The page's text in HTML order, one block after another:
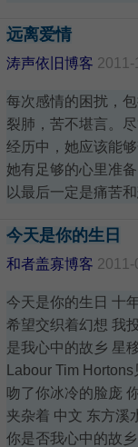
远离爱情
涛声依旧博客 2011-
每次感情的困扰，
裂肺，苦不堪言。
经历中，她应该能
她有足够的心里准
以最后一定是痛苦
今天是你的生日
和者盖寡博客 2011-
今天是你的生日 十
希望交织着幻想 我
是我心中的故乡 星
Labour Tim
吻了你冰冷的脸庞
夹杂着 中文 东方溪
你是否我心中的故乡